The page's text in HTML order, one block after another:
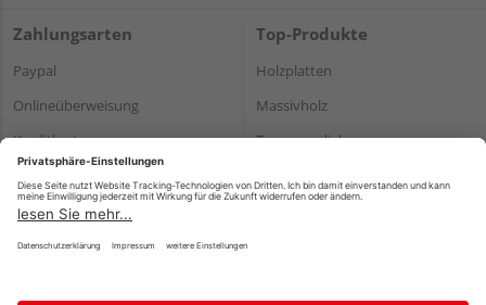
Zahlungsarten
Paypal
Onlineüberweisung
Kreditkarte
*Bonität vorausgesetzt
Top-Produkte
Holzplatten
Massivholz
Terrassendielen
Impressum Datenschutz AGB Barrierefreiheitserklärung